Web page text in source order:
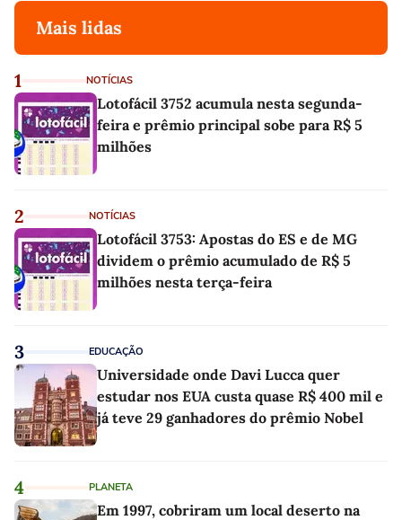
Mais lidas
1 NOTÍCIAS
Lotofácil 3752 acumula nesta segunda-
feira e prêmio principal sobe para R$ 5
milhões
2 NOTÍCIAS
Lotofácil 3753: Apostas do ES e de MG
dividem o prêmio acumulado de R$ 5
milhões nesta terça-feira
3 EDUCAÇÃO
Universidade onde Davi Lucca quer
estudar nos EUA custa quase R$ 400 mil e
já teve 29 ganhadores do prêmio Nobel
4 PLANETA
Em 1997, cobriram um local deserto na